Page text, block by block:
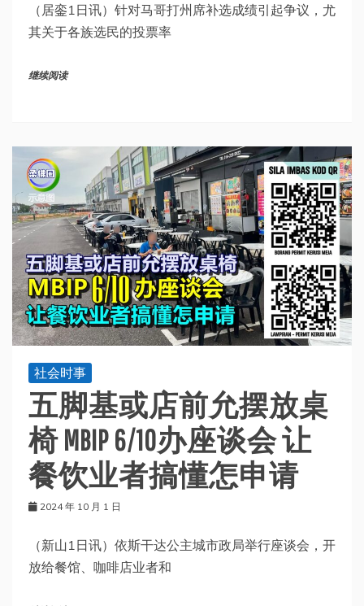
（居銮1日讯）针对马哥打州席补选成绩引起争议，尤
其关于各族选民的投票率
继续阅读
社会时事
五脚基或店前允摆放桌
椅 MBIP 6/10办座谈会 让
餐饮业者搞懂怎申请
2024 年 10 月 1 日
（新山1日讯）依斯干达公主城市政局举行座谈会，开
放给餐馆、咖啡店业者和